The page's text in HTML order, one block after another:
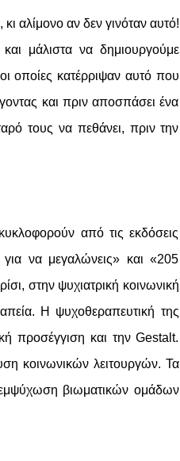
αλίμονο αν δεν γινόταν αυτό!
μάλιστα να δημιουργούμε
οι οποίες κατέρριψαν αυτό που
και πριν αποσπάσει ένα
τους να πεθάνει, πριν την
από τις εκδόσεις
για να μεγαλώνεις» και «205
στην ψυχιατρική κοινωνική
Η ψυχοθεραπευτική της
προσέγγιση και την Gestalt.
κοινωνικών λειτουργών. Τα
εμψύχωση βιωματικών ομάδων